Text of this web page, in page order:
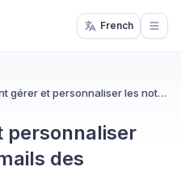
French
Comment gérer et personnaliser les notifications emails des Communautés CrocoClick
personnaliser
des